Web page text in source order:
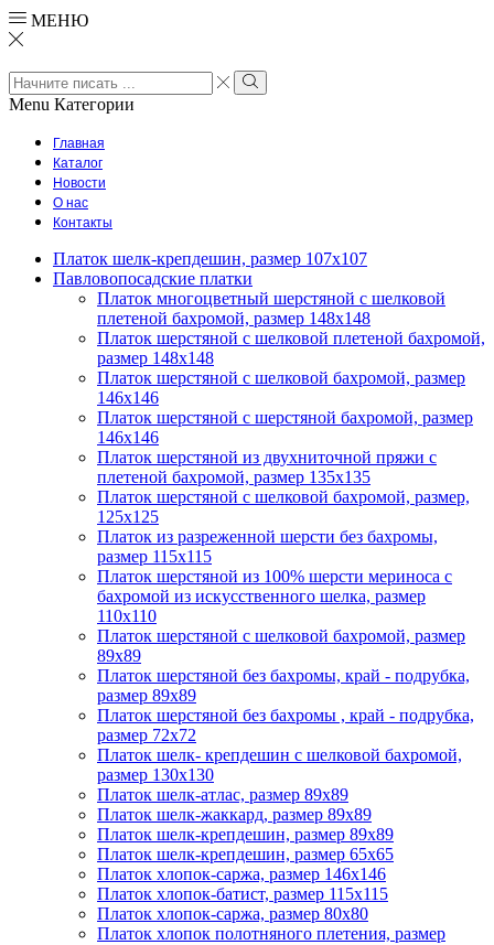
МЕНЮ
Search
input
Search
Menu Категории
Главная
Каталог
Новости
О нас
Контакты
Платок шелк-крепдешин, размер 107х107
Павловопосадские платки
Платок многоцветный шерстяной с шелковой
плетеной бахромой, размер 148х148
Платок шерстяной с шелковой плетеной бахромой,
размер 148х148
Платок шерстяной с шелковой бахромой, размер
146х146
Платок шерстяной с шерстяной бахромой, размер
146х146
Платок шерстяной из двухниточной пряжи с
плетеной бахромой, размер 135х135
Платок шерстяной с шелковой бахромой, размер,
125x125
Платок из разреженной шерсти без бахромы,
размер 115х115
Платок шерстяной из 100% шерсти мериноса с
бахромой из искусственного шелка, размер
110х110
Платок шерстяной с шелковой бахромой, размер
89x89
Платок шерстяной без бахромы, край - подрубка,
размер 89х89
Платок шерстяной без бахромы , край - подрубка,
размер 72х72
Платок шелк- крепдешин с шелковой бахромой,
размер 130х130
Платок шелк-атлас, размер 89x89
Платок шелк-жаккард, размер 89х89
Платок шелк-крепдешин, размер 89x89
Платок шелк-крепдешин, размер 65x65
Платок хлопок-саржа, размер 146х146
Платок хлопок-батист, размер 115х115
Платок хлопок-саржа, размер 80х80
Платок хлопок полотняного плетения, размер